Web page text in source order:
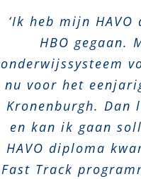
‘Ik heb mijn
HBO gegaan.
onderwijssysteem
nu voor het
Kronenburgh. Dan
en kan ik gaan
HAVO diploma
Fast Track